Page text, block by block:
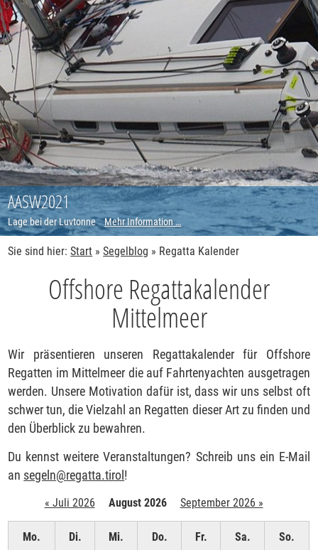
AASW2021
Lage bei der LuvtonneMehr Information …
Sie sind hier:Start »Segelblog » Regatta Kalender
Offshore Regattakalender
Mittelmeer
Wir präsentieren unseren Regattakalender für Offshore
Regatten im Mittelmeer die auf Fahrtenyachten ausgetragen
werden. Unsere Motivation dafür ist, dass wir uns selbst oft
schwer tun, die Vielzahl an Regatten dieser Art zu finden und
den Überblick zu bewahren.
Du kennst weitere Veranstaltungen? Schreib uns ein E-Mail
an segeln@regatta.tirol !
« Juli 2026 August 2026 September 2026 »
Mo. Di. Mi. Do. Fr. Sa. So.